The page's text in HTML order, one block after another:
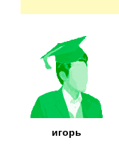
игорь